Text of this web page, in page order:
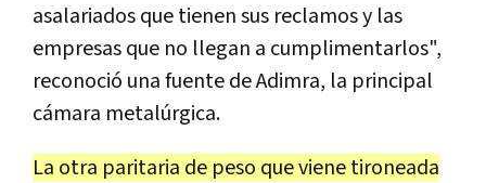
asalariados que tienen sus reclamos y las
empresas que no llegan a cumplimentarlos",
reconoció una fuente de Adimra, la principal
cámara metalúrgica.
La otra paritaria de peso que viene tironeada